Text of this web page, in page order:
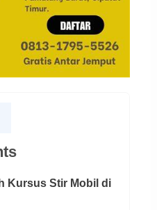
Kursus Stir Mobil di